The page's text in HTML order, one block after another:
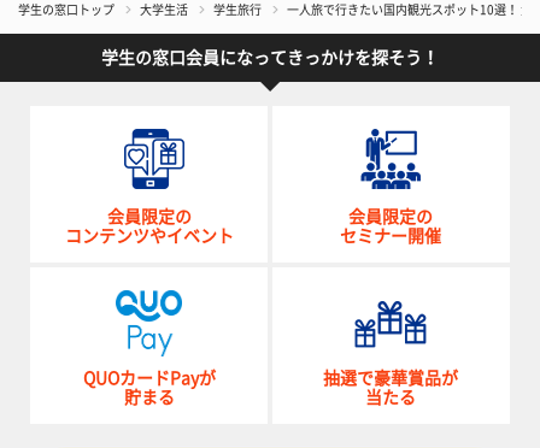
学生の窓口トップ 大学生活 学生旅行 一人旅で行きたい国内観光スポット10選！ 大
学生の窓口会員になってきっかけを探そう！
会員限定の
コンテンツやイベント
会員限定の
セミナー開催
QUOカードPayが
貯まる
抽選で豪華賞品が
当たる